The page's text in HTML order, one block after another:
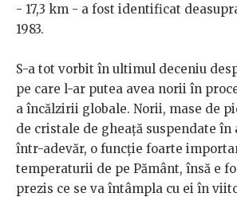
- 17,3 km - a fost identificat
1983.
S-a tot vorbit în ultimul deceniu
pe care l-ar putea avea norii în
a încălzirii globale. Norii, mase de
de cristale de gheață suspendate în
într-adevăr, o funcție foarte
temperaturii de pe Pământ, însă e
prezis ce se va întâmpla cu ei în